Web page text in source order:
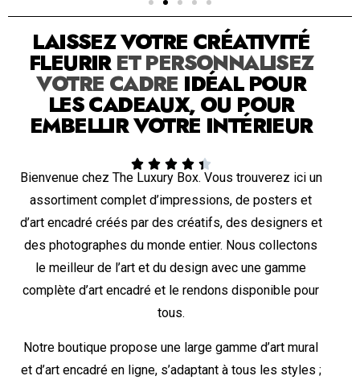
SOLUTION PAR THE LUXURY BOX & CO
LAISSEZ VOTRE CRÉATIVITÉ
FLEURIRET PERSONNALISEZ
VOTRE CADRE IDÉAL POUR
LES CADEAUX, OU POUR
EMBELLIR VOTRE INTÉRIEUR
    
Bienvenue chez The Luxury Box. Vous trouverez ici un
assortiment complet d’impressions, de posters et
d’art encadré créés par des créatifs, des designers et
des photographes du monde entier. Nous collectons
le meilleur de l’art et du design avec une gamme
complète d’art encadré et le rendons disponible pour
tous.
Notre boutique propose une large gamme d’art mural
et d’art encadré en ligne, s’adaptant à tous les styles ;